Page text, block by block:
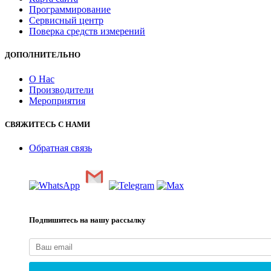
Программирование
Сервисный центр
Поверка средств измерений
ДОПОЛНИТЕЛЬНО
О Нас
Производители
Мероприятия
СВЯЖИТЕСЬ С НАМИ
Обратная связь
Подпишитесь на нашу рассылку